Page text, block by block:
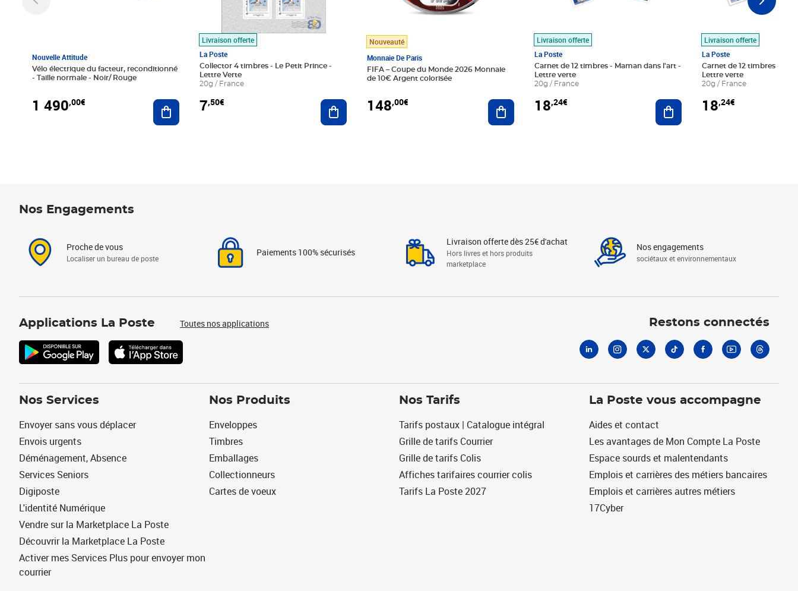
Nouvelle Attitude
Vélo électrique du facteur, reconditionné
- Taille normale - Noir/ Rouge
1 490,00€ Ajouter au panier
Livraison offerte
La Poste
Collector 4 timbres - Le Petit Prince -
Lettre Verte
20g / France
7,50€ Ajouter au panier
Nouveauté
Monnaie De Paris
FIFA – Coupe du Monde 2026 Monnaie
de 10€ Argent colorisée
148,00€ Ajouter au panier
Livraison offerte
La Poste
Carnet de 12 timbres - Maman dans l'art -
Lettre verte
20g / France
18,24€ Ajouter au panier
Livraison offerte
La Poste
Carnet de 12 timbres - Le
Lettre verte
20g / France
18,24€
Nos Engagements
Proche de vous
Localiser un bureau de poste
Paiements 100% sécurisés
Livraison offerte dès 25€ d'achat
Hors livres et hors produits
marketplace
Nos engagements
sociétaux et environnementaux
Applications La Poste Toutes nos applications Restons connectés
Nos Services
Envoyer sans vous déplacer
Envois urgents
Déménagement, Absence
Services Seniors
Digiposte
L'identité Numérique
Vendre sur la Marketplace La Poste
Découvrir la Marketplace La Poste
Activer mes Services Plus pour envoyer mon
courrier
Nos Produits
Enveloppes
Timbres
Emballages
Collectionneurs
Cartes de voeux
Nos Tarifs
Tarifs postaux | Catalogue intégral
Grille de tarifs Courrier
Grille de tarifs Colis
Affiches tarifaires courrier colis
Tarifs La Poste 2027
La Poste vous accompagne
Aides et contact
Les avantages de Mon Compte La Poste
Espace sourds et malentendants
Emplois et carrières des métiers bancaires
Emplois et carrières autres métiers
17Cyber